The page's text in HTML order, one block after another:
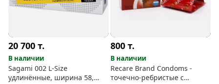
20 700т.
В наличии
Sagami 002 L-Size
удлинённые, ширина 58,
800т.
В наличии
Recare Brand Condoms -
точечно-ребристые с